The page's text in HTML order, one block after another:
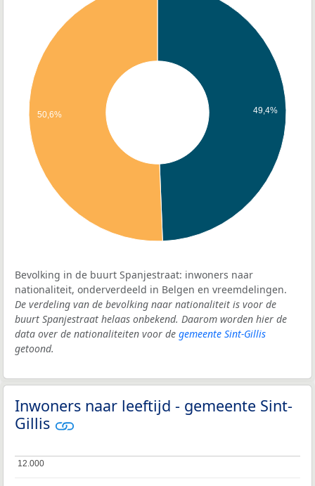
49,4%
50,6%
Bevolking in de buurt Spanjestraat: inwoners naar
nationaliteit, onderverdeeld in Belgen en vreemdelingen.
De verdeling van de bevolking naar nationaliteit is voor de
buurt Spanjestraat helaas onbekend. Daarom worden hier de
data over de nationaliteiten voor de gemeente Sint-Gillis
getoond.
Inwoners naar leeftijd - gemeente Sint-
Gillis
12.000
12.000